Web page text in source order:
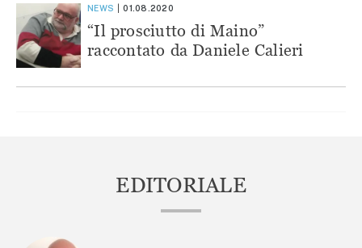
NEWS 01.08.2020
“Il prosciutto di Maino”
raccontato da Daniele Calieri
EDITORIALE